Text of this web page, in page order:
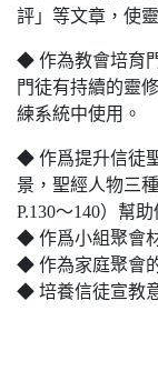
評」等文章，使
◆ 作為教會培育
門徒有持續的靈
練系統中使用。
◆ 作爲提升信徒
景，聖經人物三
P.130～140）幫
◆ 作爲小組聚會
◆ 作為家庭聚會
◆ 培養信徒宣教